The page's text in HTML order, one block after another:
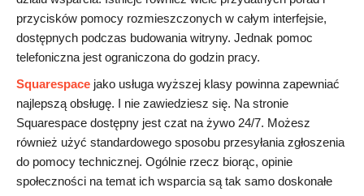
przycisków pomocy rozmieszczonych w całym interfejsie,
dostępnych podczas budowania witryny. Jednak pomoc
telefoniczna jest ograniczona do godzin pracy.
Squarespace jako usługa wyższej klasy powinna zapewniać
najlepszą obsługę. I nie zawiedziesz się. Na stronie
Squarespace dostępny jest czat na żywo 24/7. Możesz
również użyć standardowego sposobu przesyłania zgłoszenia
do pomocy technicznej. Ogólnie rzecz biorąc, opinie
społeczności na temat ich wsparcia są tak samo doskonałe